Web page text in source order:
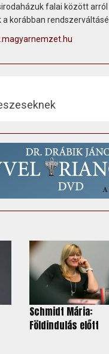
falai között
a korábban
Schmidt Mária:
Földindulás előtt